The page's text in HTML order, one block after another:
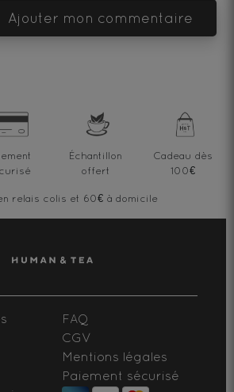
Ajouter mon commentaire
Échantillon
offert
Cadeau dès
100€
relais colis et 60€ à domicile
FAQ
CGV
Mentions légales
Paiement sécurisé